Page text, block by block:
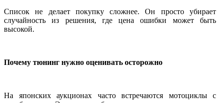
Список не делает покупку сложнее. Он просто убирает
случайность из решения, где цена ошибки может быть
высокой.
Почему тюнинг нужно оценивать осторожно
На японских аукционах часто встречаются мотоциклы с